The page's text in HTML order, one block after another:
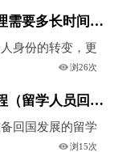
留学回国人员落户上海办理需要多长时间？（留学生回国落户上海有期限吗）
身份的转变，更
浏26次
留学回国前的学历认证流程（留学人员回国学历认证）
回国发展的留学
浏15次